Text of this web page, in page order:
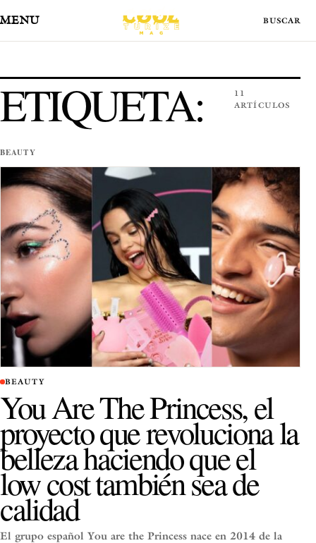
MENÚ
ETIQUETA:
BEAUTY
11
ARTÍCULOS
BEAUTY
You Are The Princess, el
proyecto que revoluciona la
belleza haciendo que el
low cost también sea de
calidad
El grupo español You are the Princess nace en 2014 de la